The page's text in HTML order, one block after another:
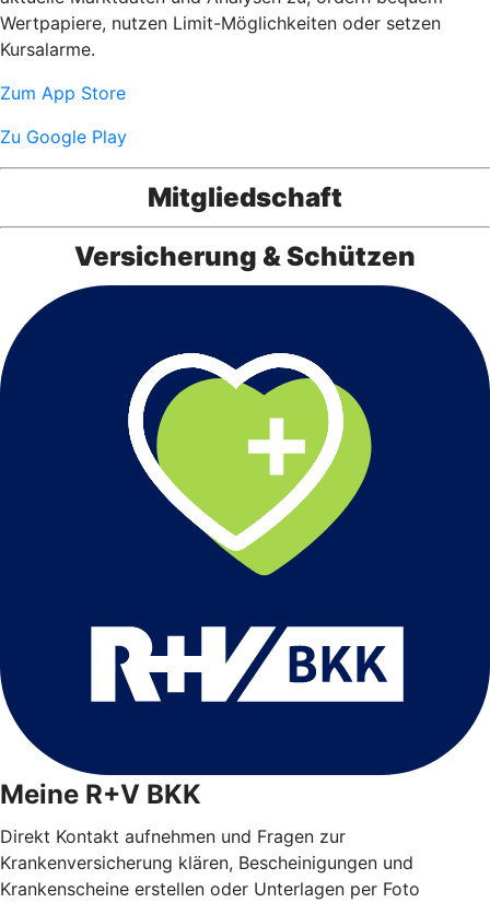
Wertpapiere, nutzen Limit-Möglichkeiten oder setzen
Kursalarme.
Zum App Store
Zu Google Play
Mitgliedschaft
Versicherung & Schützen
Meine R+V BKK
Direkt Kontakt aufnehmen und Fragen zur
Krankenversicherung klären, Bescheinigungen und
Krankenscheine erstellen oder Unterlagen per Foto